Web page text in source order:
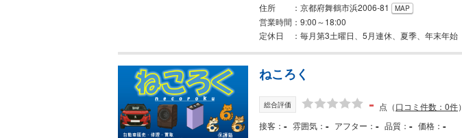
住所 京都府舞鶴市浜2006-81 MAP
営業時間
9:00～18:00
定休日
毎月第3土曜日、5月連休、夏季、年末年始
ねころく
総合評価 - 点 （口コミ件数：0件）
接客
- 雰囲気 - アフター - 品質 - 価格 -